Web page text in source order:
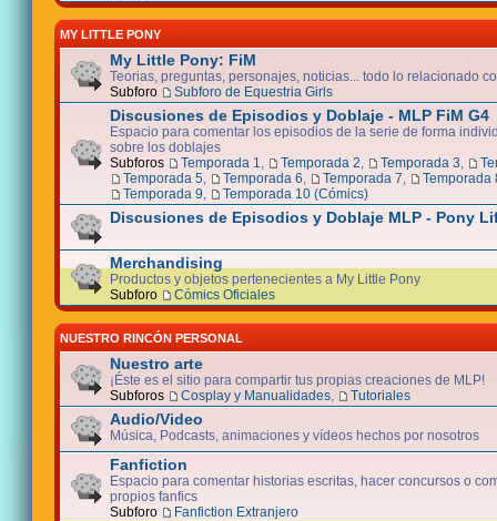
MY LITTLE PONY
My Little Pony: FiM
Teorias, preguntas, personajes, noticias... todo lo relacionado
Subforo
Subforo de Equestria Girls
Discusiones de Episodios y Doblaje - MLP FiM G4
Espacio para comentar los episodios de la serie de forma
sobre los doblajes
Subforos
Temporada 1 Temporada 2 Temporada 3
Temporada 5
Temporada 6 Temporada 7
Temporada
Temporada 9
Temporada 10 (Cómics)
Discusiones de Episodios y Doblaje MLP - Pony
Merchandising
Productos y objetos pertenecientes a My Little Pony
Subforo
Cómics Oficiales
NUESTRO RINCÓN PERSONAL
Nuestro arte
¡Éste es el sitio para compartir tus propias creaciones de MLP!
Subforos
Cosplay y Manualidades Tutoriales
Audio/Video
Música, Podcasts, animaciones y vídeos hechos por nosotros
Fanfiction
Espacio para comentar historias escritas, hacer concursos o
propios fanfics
Subforo
Fanfiction Extranjero